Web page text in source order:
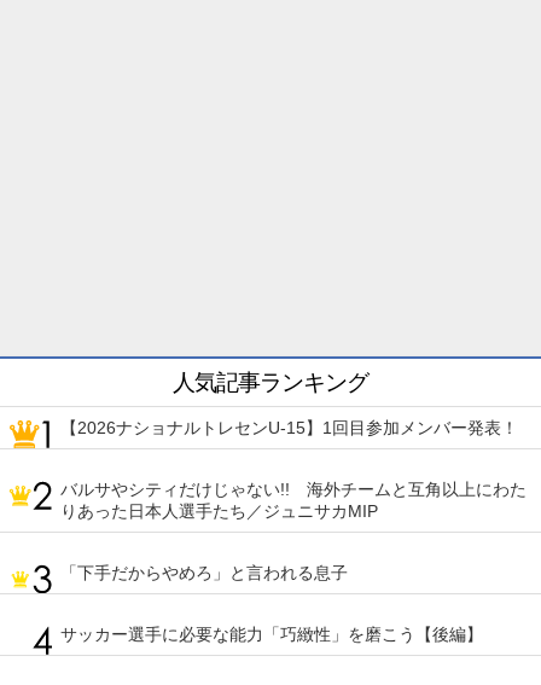
人気記事ランキング
【2026ナショナルトレセンU-15】1回目参加メンバー発表！
バルサやシティだけじゃない!! 海外チームと互角以上にわた
りあった日本人選手たち／ジュニサカMIP
「下手だからやめろ」と言われる息子
サッカー選手に必要な能力「巧緻性」を磨こう【後編】